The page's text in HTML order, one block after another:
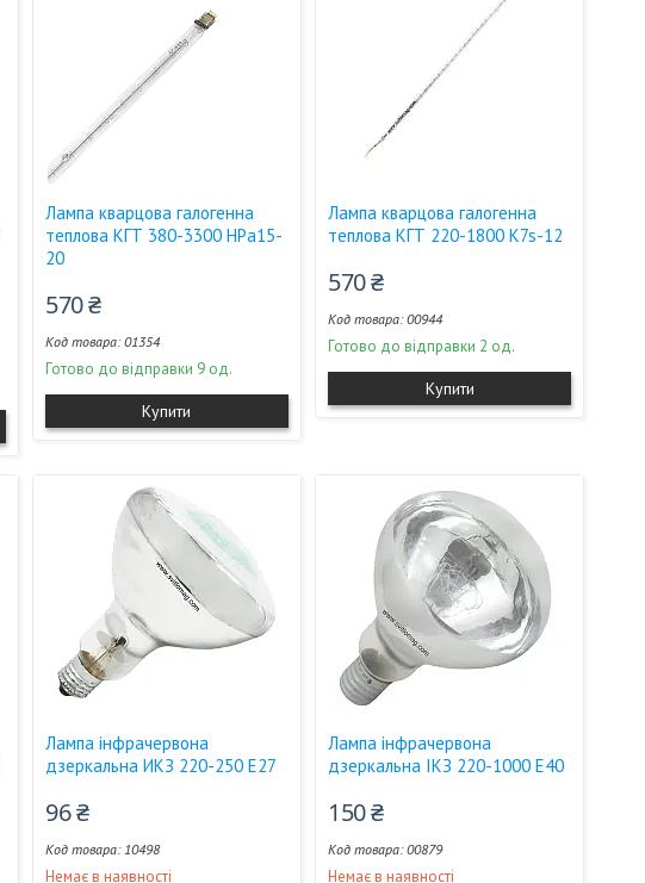
Лампа кварцова галогенна
теплова КГТ 380-3300 НPа15-
20
570 ₴
01354
Готово до відправки 9 од.
Купити
Лампа кварцова галогенна
теплова КГТ 220-1800 K7s-12
570 ₴
00944
Готово до відправки 2 од.
Купити
Лампа інфрачервона
дзеркальна ИКЗ 220-250 Е27
96 ₴
10498
Немає в наявності
Лампа інфрачервона
дзеркальна ІКЗ 220-1000 Е40
150 ₴
00879
Немає в наявності